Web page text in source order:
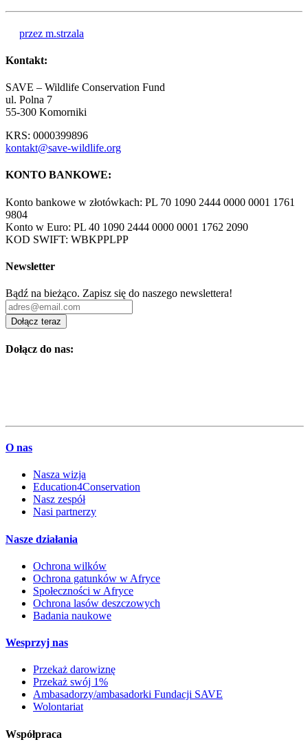
przez m.strzala
Kontakt:
SAVE – Wildlife Conservation Fund
ul. Polna 7
55-300 Komorniki
KRS: 0000399896
kontakt@save-wildlife.org
KONTO BANKOWE:
Konto bankowe w złotówkach: PL 70 1090 2444 0000 0001 1761
9804
Konto w Euro: PL 40 1090 2444 0000 0001 1762 2090
KOD SWIFT: WBKPPLPP
Newsletter
Bądź na bieżąco. Zapisz się do naszego newslettera!
Dołącz teraz
Dołącz do nas:
O nas
Nasza wizja
Education4Conservation
Nasz zespół
Nasi partnerzy
Nasze działania
Ochrona wilków
Ochrona gatunków w Afryce
Społeczności w Afryce
Ochrona lasów deszczowych
Badania naukowe
Wesprzyj nas
Przekaż darowiznę
Przekaż swój 1%
Ambasadorzy/ambasadorki Fundacji SAVE
Wolontariat
Współpraca